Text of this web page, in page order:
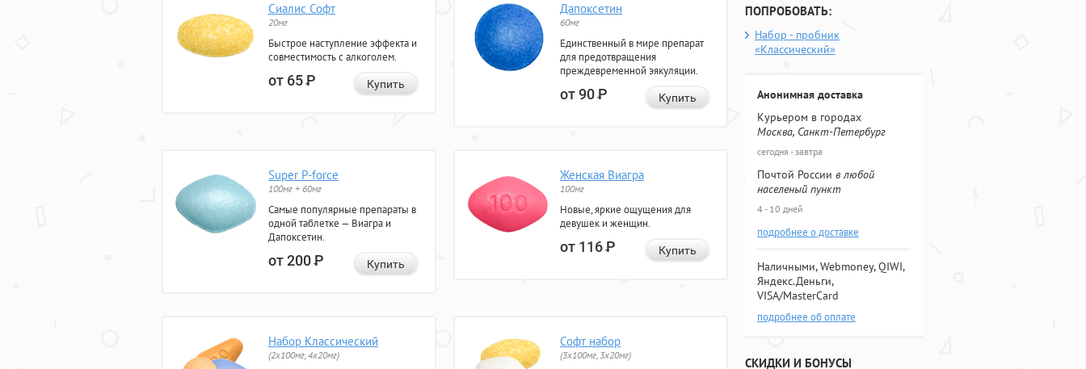
Сиалис Софт
20мг
Быстрое наступление эффекта и
совместимость с алкоголем.
от 65Р Купить
Дапоксетин
60мг
Единственный в мире препарат
для предотвращения
преждевременной эякуляции.
от 90Р Купить
Super P-force
100мг + 60мг
Самые популярные препараты в
одной таблетке — Виагра и
Дапоксетин.
от 200Р Купить
Женская Виагра
100мг
Новые, яркие ощущения для
девушек и женщин.
от 116Р Купить
Набор Классический
(2x100мг, 4x20мг)
Софт набор
(3x100мг, 3x20мг)
ПОПРОБОВАТЬ:
Набор - пробник
«Классический»
Анонимная доставка
Курьером в городах
Москва, Санкт-Петербург
сегодня - завтра
Почтой России в любой
населеный пункт
4 - 10 дней
подробнее о доставке
Наличными, Webmoney, QIWI,
Яндекс.Деньги,
VISA/MasterCard
подробнее об оплате
СКИДКИ И БОНУСЫ